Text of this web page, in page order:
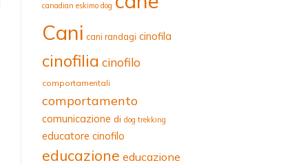
canadian eskimo dog
Cani cani randagi cinofila
cinofilia cinofilo
comportamentali
comportamento
comunicazione di dog trekking
educatore cinofilo
educazione educazione